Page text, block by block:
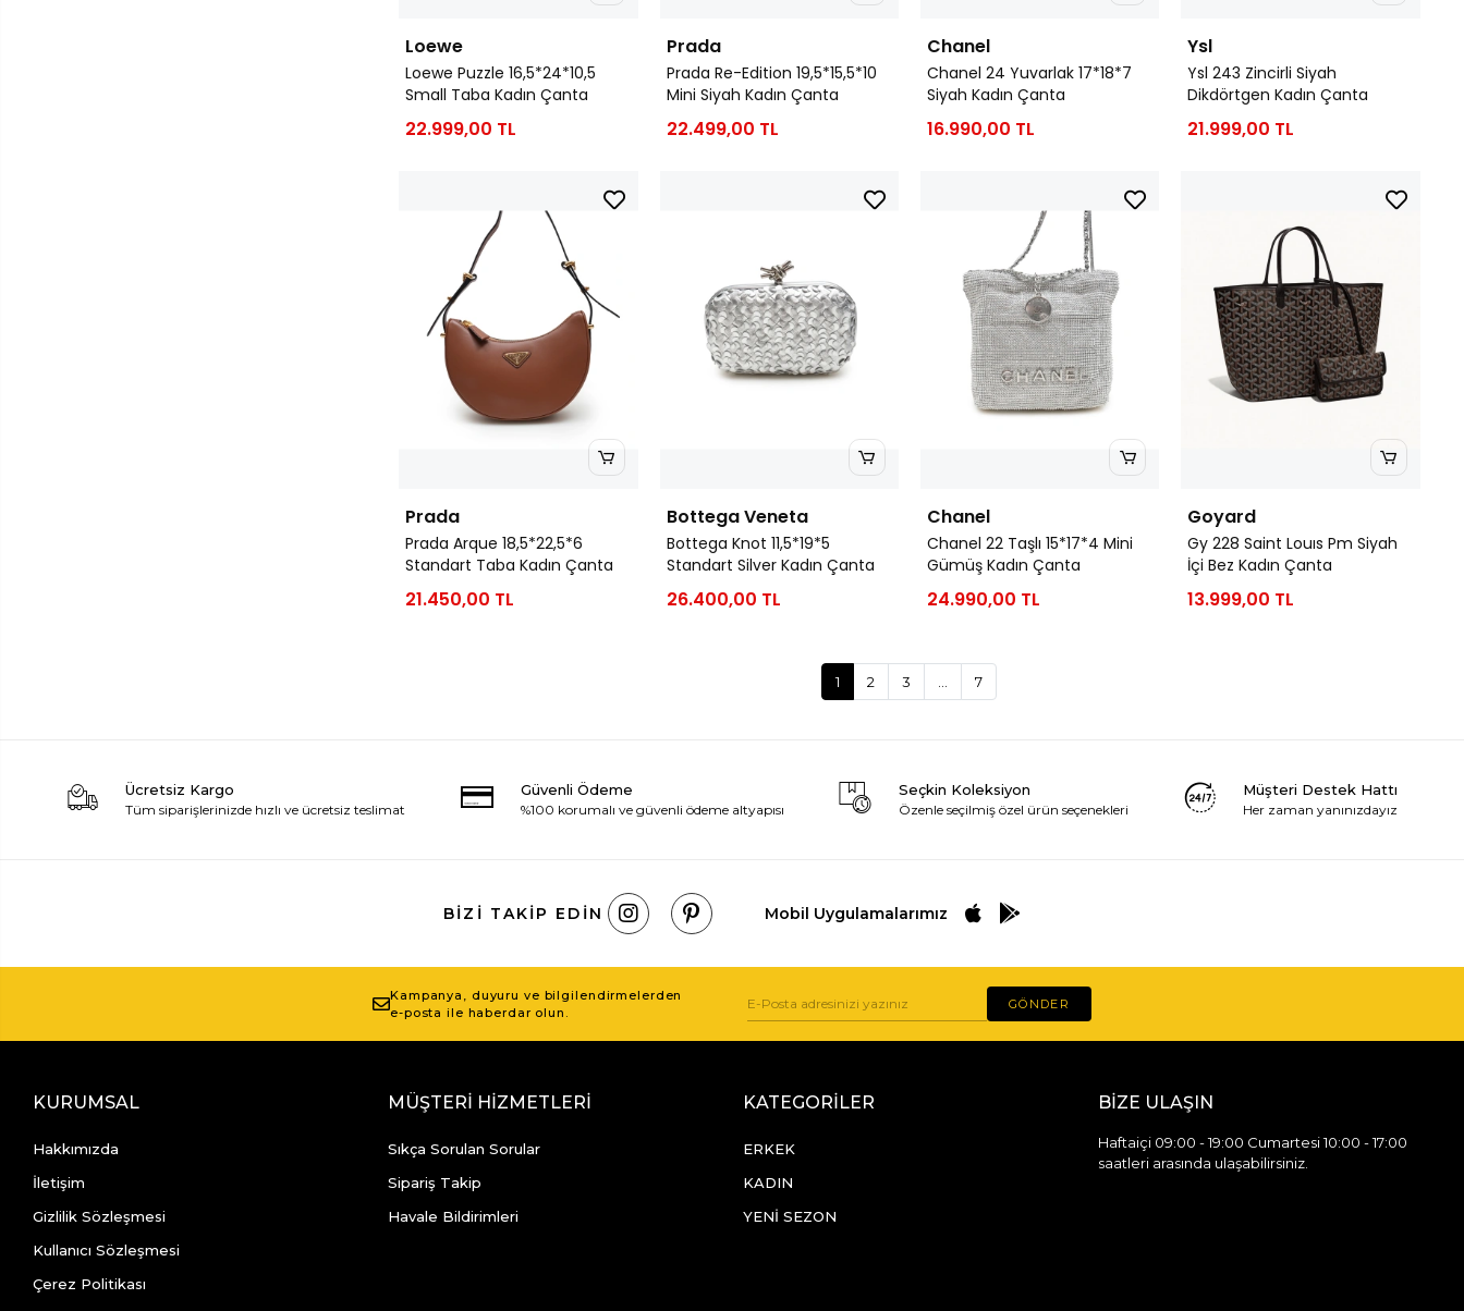
Loewe
Loewe Puzzle 16,5*24*10,5
Small Taba Kadın Çanta
22.999,00 TL
Prada
Prada Re-Edition 19,5*15,5*10
Mini Siyah Kadın Çanta
22.499,00 TL
Chanel
Chanel 24 Yuvarlak 17*18*7
Siyah Kadın Çanta
16.990,00 TL
Ysl
Ysl 243 Zincirli Siyah
Dikdörtgen Kadın Çanta
21.999,00 TL
Prada
Prada Arque 18,5*22,5*6
Standart Taba Kadın Çanta
21.450,00 TL
Bottega Veneta
Bottega Knot 11,5*19*5
Standart Silver Kadın Çanta
26.400,00 TL
Chanel
Chanel 22 Taşlı 15*17*4 Mini
Gümüş Kadın Çanta
24.990,00 TL
Goyard
Gy 228 Saint Louıs Pm Siyah
İçi Bez Kadın Çanta
13.999,00 TL
1 2 3 ... 7
Ücretsiz Kargo
Tüm siparişlerinizde hızlı ve ücretsiz teslimat
Güvenli Ödeme
%100 korumalı ve güvenli ödeme altyapısı
Seçkin Koleksiyon
Özenle seçilmiş özel ürün seçenekleri
Müşteri Destek Hattı
Her zaman yanınızdayız
BIZI TAKIP EDIN Mobil Uygulamalarımız
Kampanya, duyuru ve bilgilendirmelerden
e-posta ile haberdar olun.
GÖNDER
KURUMSAL
Hakkımızda
İletişim
Gizlilik Sözleşmesi
Kullanıcı Sözleşmesi
Çerez Politikası
MÜŞTERİ HİZMETLERİ
Sıkça Sorulan Sorular
Sipariş Takip
Havale Bildirimleri
KATEGORİLER
ERKEK
KADIN
YENİ SEZON
BİZE ULAŞIN
Haftaiçi 09:00 - 19:00 Cumartesi 10:00 - 17:00
saatleri arasında ulaşabilirsiniz.